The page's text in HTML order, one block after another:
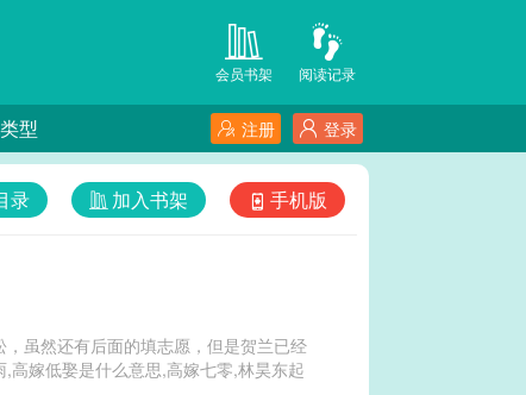
阅读记录
会员书架
型 登录
注册
手机版
加入书架
录
虽然还有后面的填志愿，但是贺兰已经